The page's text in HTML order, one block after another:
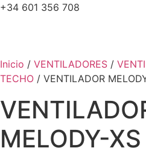
+34 601 356 708
Inicio / VENTILADORES /
TECHO / VENTILADOR
MELODY-